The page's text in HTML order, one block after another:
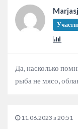
Да, насколько
рыба не мясо,
11.06.2023 в 20:51